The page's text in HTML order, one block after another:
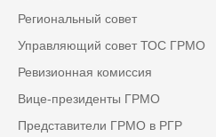
Региональный совет
Управляющий совет ТОС ГРМО
Ревизионная комиссия
Вице-президенты ГРМО
Представители ГРМО в РГР